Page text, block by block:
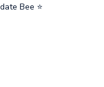
Bee ⭐